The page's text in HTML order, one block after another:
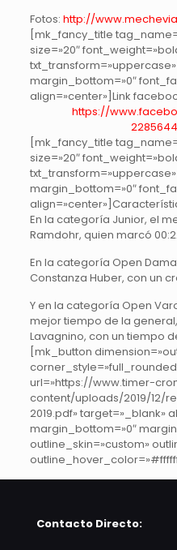
Fotos: http://
[mk_fancy_title
size=»20″
margin_bottom=»0″
align=»center»]Link
https://
[mk_fancy_title
size=»20″
margin_bottom=»0″
En la categoría Junior, el
Ramdohr, quien marcó
En la categoría Open
Constanza Huber, con un
Y en la categoría Open
mejor tiempo de la
Lavagnino, con un tiempo de
[mk_button
url=»https://www.timer-
content/uploads/2019/12/
2019.pdf» target=»_blank»
margin_bottom=»0″
outline_skin=»custom»
Contacto Directo: